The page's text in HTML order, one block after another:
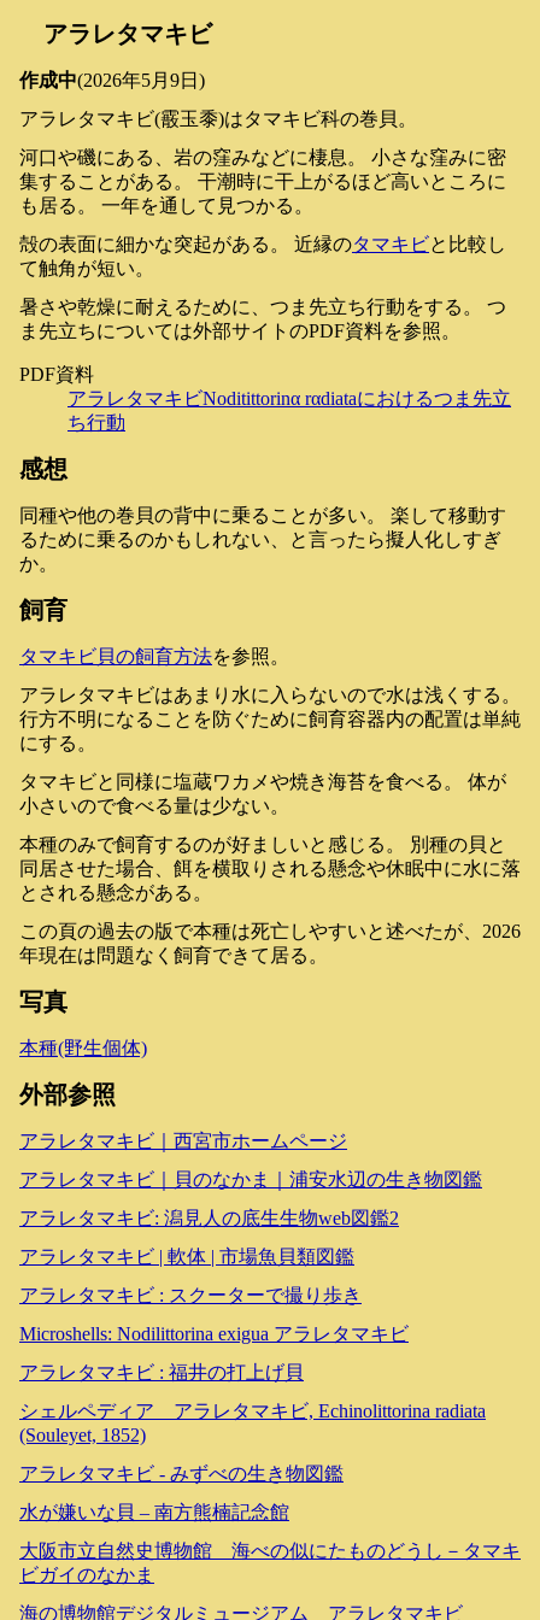
アラレタマキビ
作成中(2026年5月9日)
アラレタマキビ(霰玉黍)はタマキビ科の巻貝。
河口や磯にある、岩の窪みなどに棲息。 小さな窪みに密
集することがある。 干潮時に干上がるほど高いところに
も居る。 一年を通して見つかる。
殻の表面に細かな突起がある。 近縁のタマキビと比較し
て触角が短い。
暑さや乾燥に耐えるために、つま先立ち行動をする。 つ
ま先立ちについては外部サイトのPDF資料を参照。
PDF資料
アラレタマキビNoditittorinα rαdiataにおけるつま先立
ち行動
感想
同種や他の巻貝の背中に乗ることが多い。 楽して移動す
るために乗るのかもしれない、と言ったら擬人化しすぎ
か。
飼育
タマキビ貝の飼育方法を参照。
アラレタマキビはあまり水に入らないので水は浅くする。
行方不明になることを防ぐために飼育容器内の配置は単純
にする。
タマキビと同様に塩蔵ワカメや焼き海苔を食べる。 体が
小さいので食べる量は少ない。
本種のみで飼育するのが好ましいと感じる。 別種の貝と
同居させた場合、餌を横取りされる懸念や休眠中に水に落
とされる懸念がある。
この頁の過去の版で本種は死亡しやすいと述べたが、2026
年現在は問題なく飼育できて居る。
写真
本種(野生個体)
外部参照
アラレタマキビ｜西宮市ホームページ
アラレタマキビ｜貝のなかま｜浦安水辺の生き物図鑑
アラレタマキビ: 潟見人の底生生物web図鑑2
アラレタマキビ | 軟体 | 市場魚貝類図鑑
アラレタマキビ : スクーターで撮り歩き
Microshells: Nodilittorina exigua アラレタマキビ
アラレタマキビ : 福井の打上げ貝
シェルペディア アラレタマキビ, Echinolittorina radiata
(Souleyet, 1852)
アラレタマキビ - みずべの生き物図鑑
水が嫌いな貝 – 南方熊楠記念館
大阪市立自然史博物館 海べの似にたものどうし－タマキ
ビガイのなかま
海の博物館デジタルミュージアム アラレタマキビ